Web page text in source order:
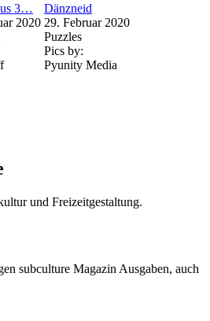
3…
2020
Dänzneid
29. Februar 2020
Puzzles
Pics by:
Pyunity Media
und Freizeitgestaltung.
subculture Magazin Ausgaben, auch